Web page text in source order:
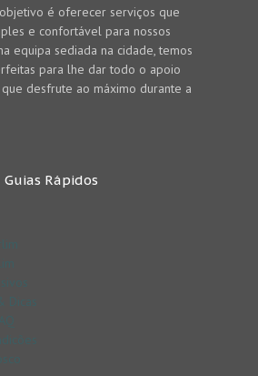
é oferecer serviços que
e confortável para nossos
equipa sediada na cidade, temos
para lhe dar todo o apoio
desfrute ao máximo durante a
Rápidos